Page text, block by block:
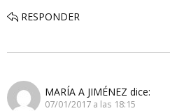
RESPONDER
MARÍA A JIMÉNEZ dice:
07/01/2017 a las 18:15